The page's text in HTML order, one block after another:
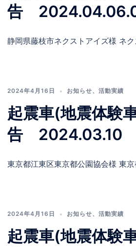
告
静岡県藤枝市ネクストアイズ様 ネ
2024年4月16日 お知らせ、 活動実績
起震車(地震体験
告 2024.03.10
東京都江東区東京都公園協会様 東
2024年4月16日 お知らせ、 活動実績
起震車(地震体験